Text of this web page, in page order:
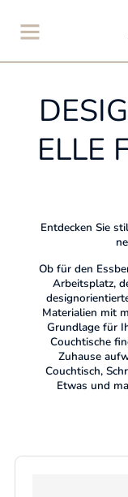
ELLE
Entdecken Sie
Ob für den
Arbeitsplatz,
Materialien mit
Grundlage für
Couchtische
Zuhause
Couchtisch,
Etwas und